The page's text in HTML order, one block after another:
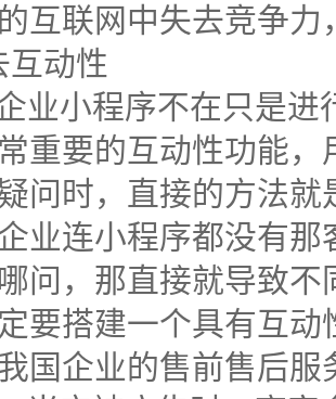
互联网中失去竞争力
互动性
业小程序不在只是
重要的互动性功能
问时，直接的方法
业连小程序都没有
问，那直接就导致
要搭建一个具有互
国企业的售前售后